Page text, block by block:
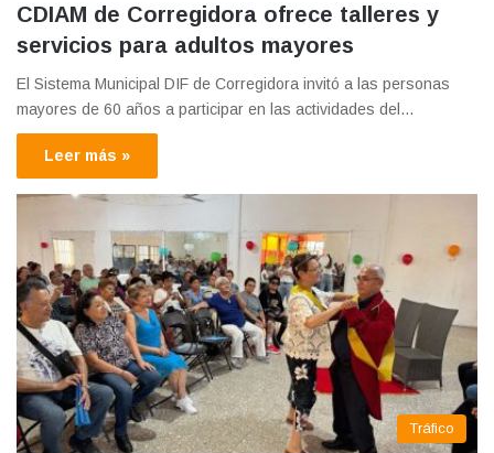
CDIAM de Corregidora ofrece talleres y
servicios para adultos mayores
El Sistema Municipal DIF de Corregidora invitó a las personas
mayores de 60 años a participar en las actividades del…
Leer más »
Tráfico